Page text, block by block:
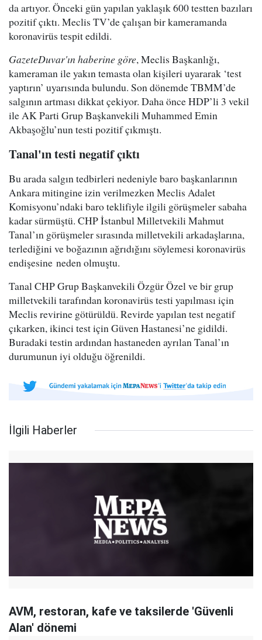
da artıyor. Önceki gün yapılan yaklaşık 600 testten bazıları
pozitif çıktı. Meclis TV’de çalışan bir kameramanda
koronavirüs tespit edildi.
GazeteDuvar'ın haberine göre, Meclis Başkanlığı,
kameraman ile yakın temasta olan kişileri uyararak ‘test
yaptırın’ uyarısında bulundu. Son dönemde TBMM’de
salgının artması dikkat çekiyor. Daha önce HDP’li 3 vekil
ile AK Parti Grup Başkanvekili Muhammed Emin
Akbaşoğlu’nun testi pozitif çıkmıştı.
Tanal'ın testi negatif çıktı
Bu arada salgın tedbirleri nedeniyle baro başkanlarının
Ankara mitingine izin verilmezken Meclis Adalet
Komisyonu’ndaki baro teklifiyle ilgili görüşmeler sabaha
kadar sürmüştü. CHP İstanbul Milletvekili Mahmut
Tanal’ın görüşmeler sırasında milletvekili arkadaşlarına,
terlediğini ve boğazının ağrıdığını söylemesi koronavirüs
endişesine neden olmuştu.
Tanal CHP Grup Başkanvekili Özgür Özel ve bir grup
milletvekili tarafından koronavirüs testi yapılması için
Meclis revirine götürüldü. Revirde yapılan test negatif
çıkarken, ikinci test için Güven Hastanesi’ne gidildi.
Buradaki testin ardından hastaneden ayrılan Tanal’ın
durumunun iyi olduğu öğrenildi.
İlgili Haberler
AVM, restoran, kafe ve taksilerde 'Güvenli
Alan' dönemi